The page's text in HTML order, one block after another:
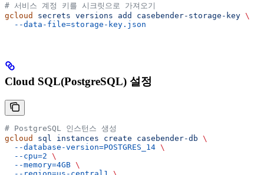
# 서비스 계정 키를 시크릿으로 가져오기
gcloud
secrets versions add casebender-storage-key \
  --data-file=storage-key.json
Cloud SQL(PostgreSQL) 설정
# PostgreSQL 인스턴스 생성
gcloud
sql instances create casebender-db \
  --database-version=POSTGRES_14
\
  --cpu=2
\
  --memory=4GB
\